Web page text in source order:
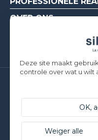
OVER ONS
Parc
F-56190
Deze site maakt
controle over wat u wilt
OK,
Weiger alle